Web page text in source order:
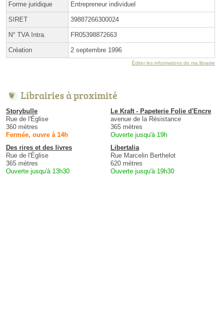
Forme juridique Entrepreneur individuel
SIRET 39887266300024
N° TVA Intra. FR05398872663
Création 2 septembre 1996
Éditer les informations de ma librairie
Librairies à proximité
Storybulle
Rue de l'Église
360 mètres
Fermée, ouvre à 14h
Le Kraft - Papeterie Folie d'Encre
avenue de la Résistance
365 mètres
Ouverte jusqu'à 19h
Des rires et des livres
Rue de l'Église
365 mètres
Ouverte jusqu'à 13h30
Libertalia
Rue Marcelin Berthelot
620 mètres
Ouverte jusqu'à 19h30